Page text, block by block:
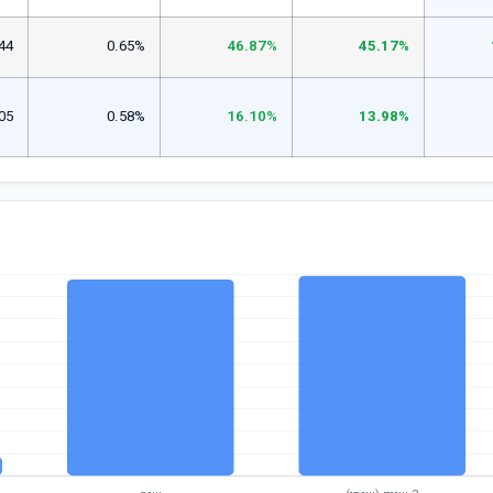
45.17%
46.87%
0.65%
13.98%
16.10%
0.58%